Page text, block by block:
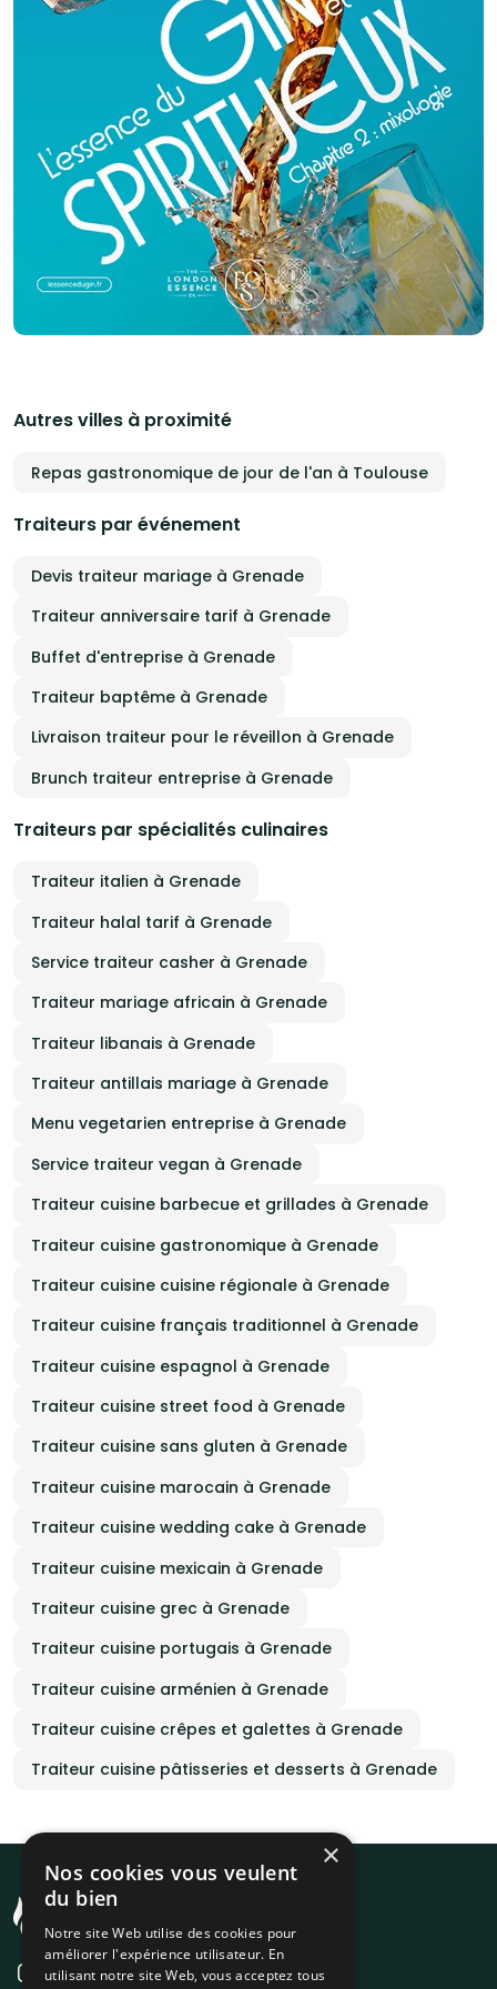
Autres villes à proximité
Repas gastronomique de jour de l'an à Toulouse
Traiteurs par événement
Devis traiteur mariage à Grenade
Traiteur anniversaire tarif à Grenade
Buffet d'entreprise à Grenade
Traiteur baptême à Grenade
Livraison traiteur pour le réveillon à Grenade
Brunch traiteur entreprise à Grenade
Traiteurs par spécialités culinaires
Traiteur italien à Grenade
Traiteur halal tarif à Grenade
Service traiteur casher à Grenade
Traiteur mariage africain à Grenade
Traiteur libanais à Grenade
Traiteur antillais mariage à Grenade
Menu vegetarien entreprise à Grenade
Service traiteur vegan à Grenade
Traiteur cuisine barbecue et grillades à Grenade
Traiteur cuisine gastronomique à Grenade
Traiteur cuisine cuisine régionale à Grenade
Traiteur cuisine français traditionnel à Grenade
Traiteur cuisine espagnol à Grenade
Traiteur cuisine street food à Grenade
Traiteur cuisine sans gluten à Grenade
Traiteur cuisine marocain à Grenade
Traiteur cuisine wedding cake à Grenade
Traiteur cuisine mexicain à Grenade
Traiteur cuisine grec à Grenade
Traiteur cuisine portugais à Grenade
Traiteur cuisine arménien à Grenade
Traiteur cuisine crêpes et galettes à Grenade
Traiteur cuisine pâtisseries et desserts à Grenade
×
Nos cookies vous veulent
du bien
Notre site Web utilise des cookies pour
améliorer l'expérience utilisateur. En
utilisant notre site Web, vous acceptez tous